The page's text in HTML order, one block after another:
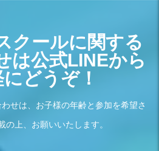
クールに関する
は公式LINEから
どうぞ！
せは、お子様の年齢と参加を希望さ
の上、お願いいたします。